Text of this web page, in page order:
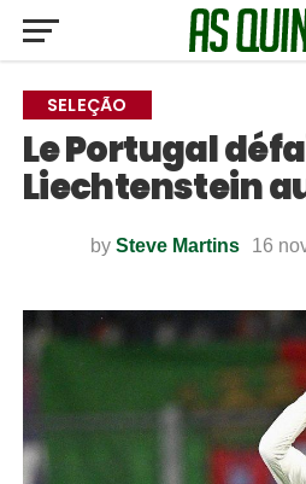
SELEÇÃO
Le Portugal
Liechtenstein
by Steve Martins 16